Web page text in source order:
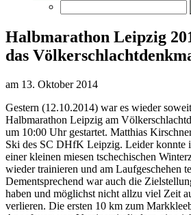
nach:
Halbmarathon Leipzig
das
am 13. Oktober 2014
Gestern (12.10.2014) war es wieder
Halbmarathon Leipzig am
um 10:00 Uhr gestartet. Matthias
Ski des SC DHfK Leipzig. Leider konnte
einer kleinen miesen tschechischen
wieder trainieren und am Laufgeschehen
Dementsprechend war auch die
haben und möglichst nicht allzu viel Zeit
verlieren. Die ersten 10 km zum